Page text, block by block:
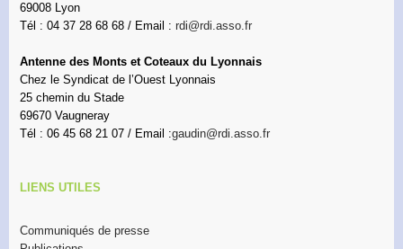
69008 Lyon
Tél : 04 37 28 68 68 / Email : rdi@rdi.asso.fr
Antenne des Monts et Coteaux du Lyonnais
Chez le Syndicat de l’Ouest Lyonnais
25 chemin du Stade
69670 Vaugneray
Tél : 06 45 68 21 07 / Email :gaudin@rdi.asso.fr
LIENS UTILES
Communiqués de presse